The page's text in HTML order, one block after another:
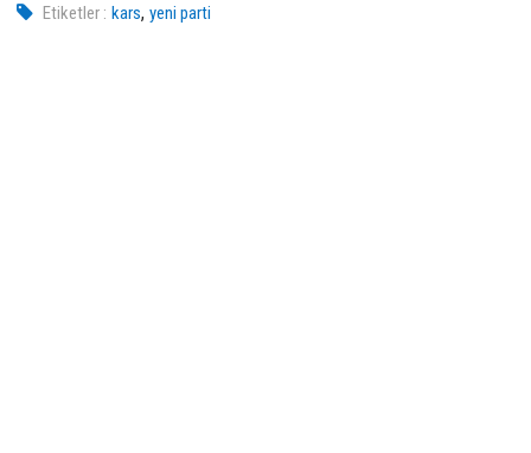
Etiketler : kars,yeni parti